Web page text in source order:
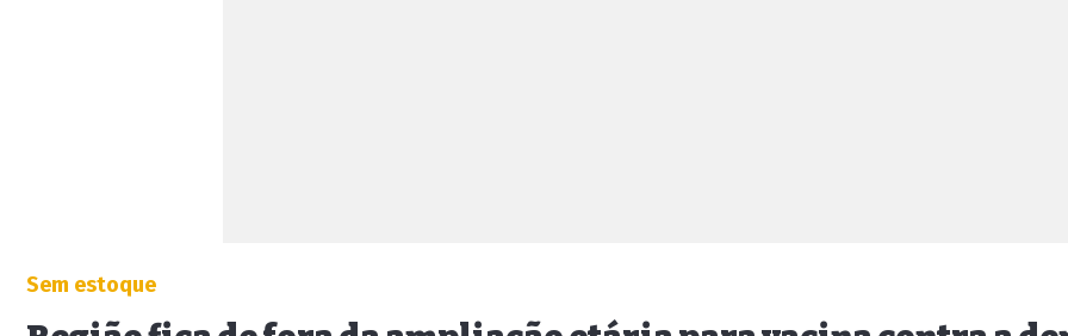
Sem estoque